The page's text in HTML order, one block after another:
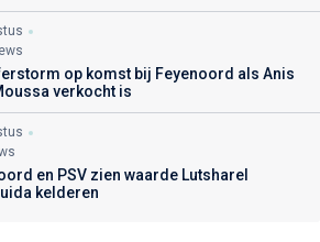
op komst bij Feyenoord als Anis
verkocht is
en PSV zien waarde Lutsharel
kelderen